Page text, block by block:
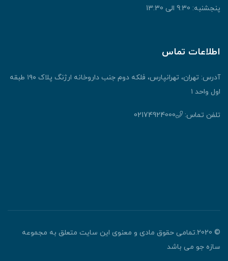
پنجشنبه: 9:30 الی 13:30
اطلاعات تماس
آدرس: تهران، تهرانپارس، فلکه دوم جنب داروخانه ارژنگ پلاک ۱۹۰ طبقه
اول واحد ۱
تلفن تماس: 02174924000
© 2020.تمامی حقوق مادی و معنوی این سایت متعلق به مجموعه
سازه جو می باشد